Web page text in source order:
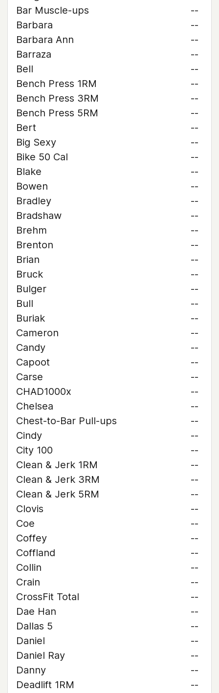
Bar Muscle-ups
--
Barbara
--
Barbara Ann
--
Barraza
--
Bell
--
Bench Press 1RM
--
Bench Press 3RM
--
Bench Press 5RM
--
Bert
--
Big Sexy
--
Bike 50 Cal
--
Blake
--
Bowen
--
Bradley
--
Bradshaw
--
Brehm
--
Brenton
--
Brian
--
Bruck
--
Bulger
--
Bull
--
Buriak
--
Cameron
--
Candy
--
Capoot
--
Carse
--
CHAD1000x
--
Chelsea
--
Chest-to-Bar Pull-ups
--
Cindy
--
City 100
--
Clean & Jerk 1RM
--
Clean & Jerk 3RM
--
Clean & Jerk 5RM
--
Clovis
--
Coe
--
Coffey
--
Coffland
--
Collin
--
Crain
--
CrossFit Total
--
Dae Han
--
Dallas 5
--
Daniel
--
Daniel Ray
--
Danny
--
Deadlift 1RM
--